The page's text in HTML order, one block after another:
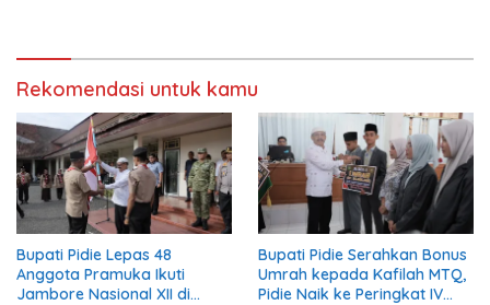
Rekomendasi untuk kamu
Bupati Pidie Lepas 48
Anggota Pramuka Ikuti
Jambore Nasional XII di
Bupati Pidie Serahkan Bonus
Umrah kepada Kafilah MTQ,
Pidie Naik ke Peringkat IV